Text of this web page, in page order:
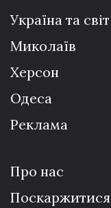
Україна та світ
Миколаїв
Херсон
Одеса
Реклама
Про нас
Поскаржитися